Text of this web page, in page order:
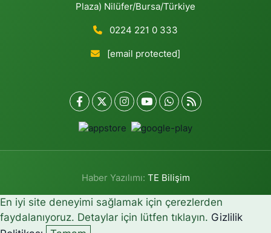
Plaza) Nilüfer/Bursa/Türkiye
0224 221 0 333
[email protected]
Haber Yazılımı: TE Bilişim
En iyi site deneyimi sağlamak için çerezlerden
faydalanıyoruz. Detaylar için lütfen tıklayın. Gizlilik